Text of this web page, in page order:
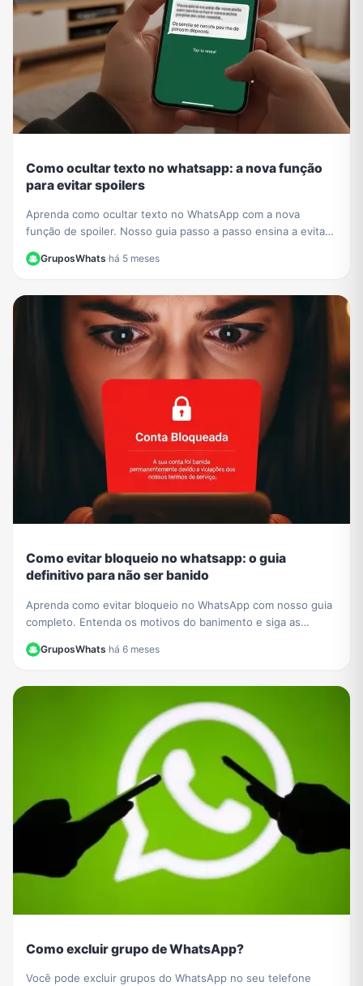
Como ocultar texto no whatsapp: a nova função
para evitar spoilers
Aprenda como ocultar texto no WhatsApp com a nova
função de spoiler. Nosso guia passo a passo ensina a evitar
revelar detalhes de séries e filmes em grupos.
GruposWhats·há 5 meses
Como evitar bloqueio no whatsapp: o guia
definitivo para não ser banido
Aprenda como evitar bloqueio no WhatsApp com nosso guia
completo. Entenda os motivos do banimento e siga as
GruposWhats·há 6 meses
Como excluir grupo de WhatsApp?
Você pode excluir grupos do WhatsApp no ​​seu telefone